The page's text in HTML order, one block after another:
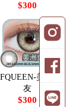
$300
美洲女
友
$300